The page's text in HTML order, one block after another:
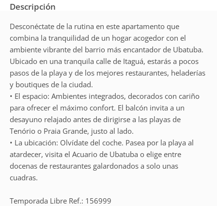
Descripción
Desconéctate de la rutina en este apartamento que
combina la tranquilidad de un hogar acogedor con el
ambiente vibrante del barrio más encantador de Ubatuba.
Ubicado en una tranquila calle de Itaguá, estarás a pocos
pasos de la playa y de los mejores restaurantes, heladerías
y boutiques de la ciudad.
• El espacio: Ambientes integrados, decorados con cariño
para ofrecer el máximo confort. El balcón invita a un
desayuno relajado antes de dirigirse a las playas de
Tenório o Praia Grande, justo al lado.
• La ubicación: Olvídate del coche. Pasea por la playa al
atardecer, visita el Acuario de Ubatuba o elige entre
docenas de restaurantes galardonados a solo unas
cuadras.
Temporada Libre Ref.: 156999